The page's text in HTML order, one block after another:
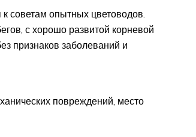
советам опытных цветоводов.
с хорошо развитой корневой
признаков заболеваний и
повреждений, место